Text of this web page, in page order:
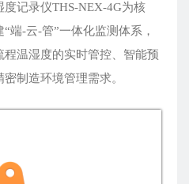
记录仪THS-NEX-4G为核
端-云-管”一体化监测体系，
温湿度的实时管控、智能预
制造环境管理需求。